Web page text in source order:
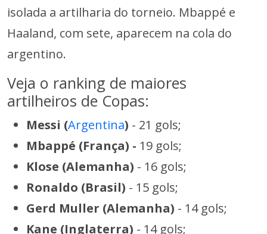
isolada a artilharia do torneio. Mbappé e
Haaland, com sete, aparecem na cola do
argentino.
Veja o ranking de maiores
artilheiros de Copas:
Messi (Argentina) - 21 gols;
Mbappé (França) - 19 gols;
Klose (Alemanha) - 16 gols;
Ronaldo (Brasil) - 15 gols;
Gerd Muller (Alemanha) - 14 gols;
Kane (Inglaterra) - 14 gols;